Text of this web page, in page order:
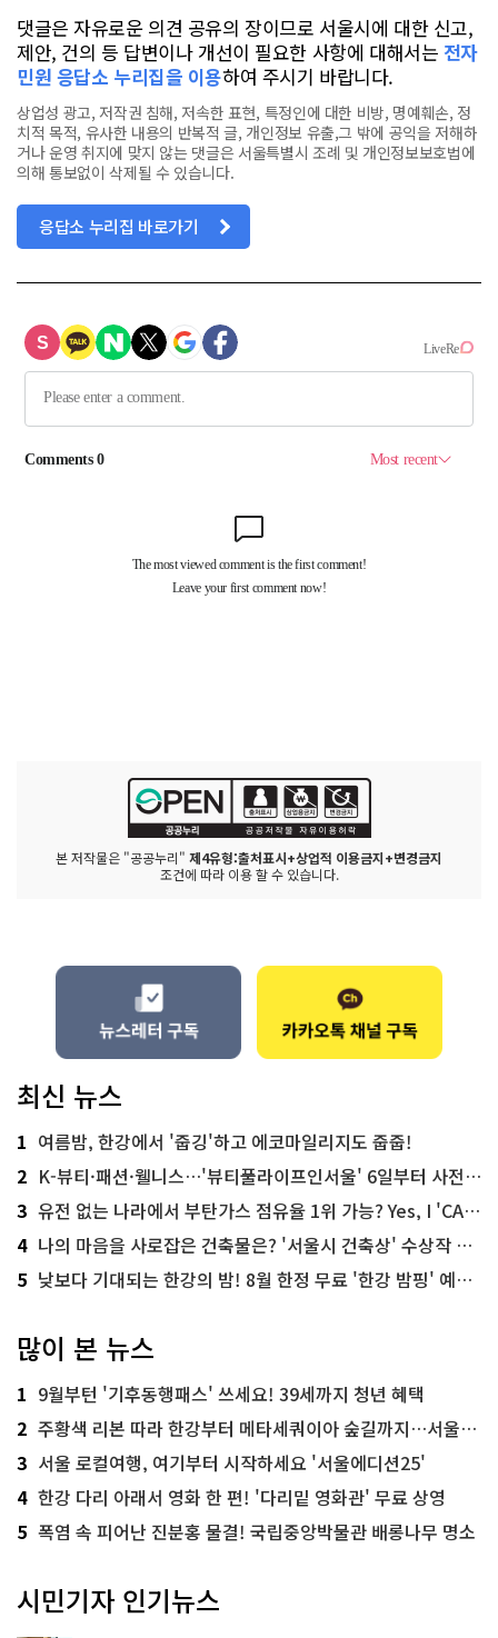
댓글은 자유로운 의견 공유의 장이므로 서울시에 대한 신고,
제안, 건의 등 답변이나 개선이 필요한 사항에 대해서는 전자
민원 응답소 누리집을 이용하여 주시기 바랍니다.
상업성 광고, 저작권 침해, 저속한 표현, 특정인에 대한 비방, 명예훼손, 정
치적 목적, 유사한 내용의 반복적 글, 개인정보 유출,그 밖에 공익을 저해하
거나 운영 취지에 맞지 않는 댓글은 서울특별시 조례 및 개인정보보호법에
의해 통보없이 삭제될 수 있습니다.
응답소 누리집 바로가기
본 저작물은 "공공누리" 제4유형:출처표시+상업적 이용금지+변경금지
조건에 따라 이용 할 수 있습니다.
최신 뉴스
1 여름밤, 한강에서 '줍깅'하고 에코마일리지도 줍줍!
2 K-뷰티·패션·웰니스…'뷰티풀라이프인서울' 6일부터 사전 예약
3 유전 없는 나라에서 부탄가스 점유율 1위 가능? Yes, I 'CAN'
4 나의 마음을 사로잡은 건축물은? '서울시 건축상' 수상작 공개!
5 낮보다 기대되는 한강의 밤! 8월 한정 무료 '한강 밤핑' 예약은?
많이 본 뉴스
1 9월부턴 '기후동행패스' 쓰세요! 39세까지 청년 혜택
2 주황색 리본 따라 한강부터 메타세쿼이아 숲길까지…서울둘레길 15코스
3 서울 로컬여행, 여기부터 시작하세요 '서울에디션25'
4 한강 다리 아래서 영화 한 편! '다리밑 영화관' 무료 상영
5 폭염 속 피어난 진분홍 물결! 국립중앙박물관 배롱나무 명소
시민기자 인기뉴스